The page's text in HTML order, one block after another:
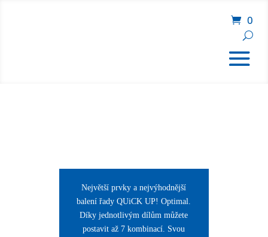
0
Největší prvky a nejvýhodnější
balení řady QUiCK UP! Optimal.
Díky jednotlivým dílům můžete
postavit až 7 kombinací. Svou